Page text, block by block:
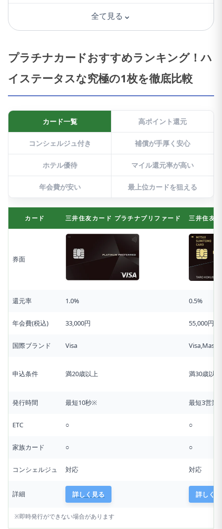
全て見る ⌄
プラチナカードおすすめランキング！ハ
イステータスな究極の1枚を徹底比較
カード一覧 高ポイント還元
コンシェルジュ付き 補償が手厚く安心
ホテル優待 マイル還元率が高い
年会費が安い 最上位カードを狙える
カード 三井住友カード プラチナプリファード 三井住友
券面
還元率 1.0% 0.5%
年会費(税込) 33,000円 55,000円
国際ブランド Visa
申込条件 満20歳以上 満30歳以上
発行時間 最短10秒※ 最短3営業
ETC ○ ○
家族カード ○ ○
コンシェルジュ 対応 対応
詳細 詳しく見る 詳しく
※即時発行ができない場合があります